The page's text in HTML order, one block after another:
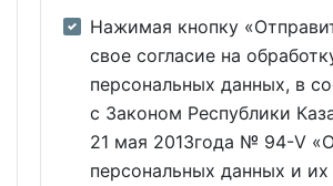
Нажимая кнопку
свое согласие на
персональных данных, в
с Законом Республики
21 мая 2013года № 94-V
персональных данных и